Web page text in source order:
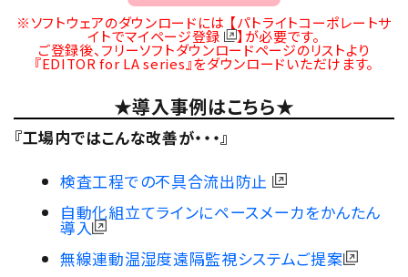
※ソフトウェアのダウンロードには 【パトライトコーポレートサ
イトでマイページ登録 】 が必要です。
ご登録後、フリーソフトダウンロードページのリストより
『EDITOR for LA series』をダウンロードいただけます。
★導入事例はこちら★
『工場内ではこんな改善が・・・』
検査工程での不具合流出防止
自動化組立てラインにペースメーカをかんたん
導入
無線連動温湿度遠隔監視システムご提案